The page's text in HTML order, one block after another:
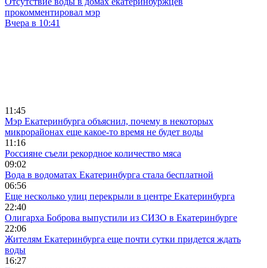
прокомментировал мэр
Вчера в 10:41
11:45
Мэр Екатеринбурга объяснил, почему в некоторых
микрорайонах еще какое-то время не будет воды
11:16
Россияне съели рекордное количество мяса
09:02
Вода в водоматах Екатеринбурга стала бесплатной
06:56
Еще несколько улиц перекрыли в центре Екатеринбурга
22:40
Олигарха Боброва выпустили из СИЗО в Екатеринбурге
22:06
Жителям Екатеринбурга еще почти сутки придется ждать
воды
16:27